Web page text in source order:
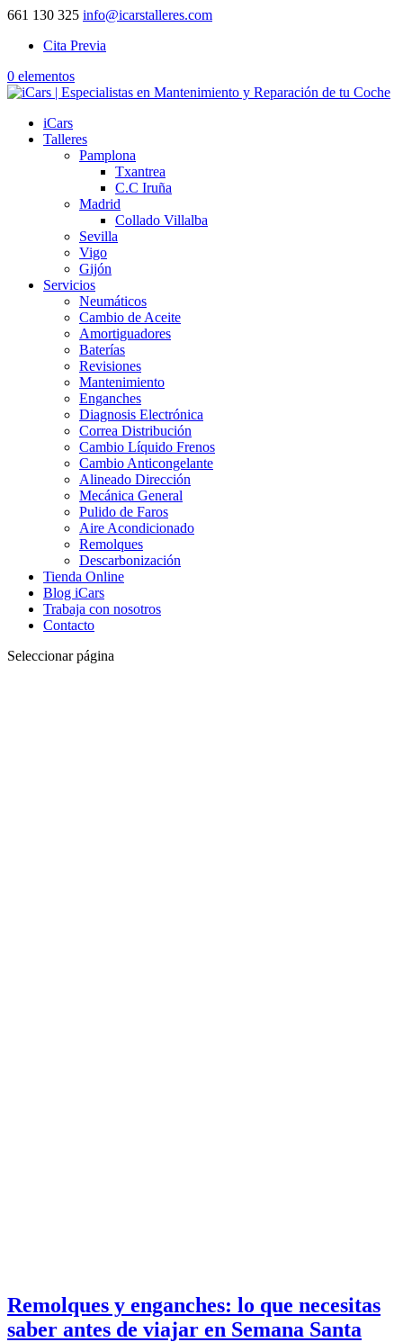
661 130 325 info@icarstalleres.com
Cita Previa
0 elementos
iCars
Talleres
Pamplona
Txantrea
C.C Iruña
Madrid
Collado Villalba
Sevilla
Vigo
Gijón
Servicios
Neumáticos
Cambio de Aceite
Amortiguadores
Baterías
Revisiones
Mantenimiento
Enganches
Diagnosis Electrónica
Correa Distribución
Cambio Líquido Frenos
Cambio Anticongelante
Alineado Dirección
Mecánica General
Pulido de Faros
Aire Acondicionado
Remolques
Descarbonización
Tienda Online
Blog iCars
Trabaja con nosotros
Contacto
Seleccionar página
Remolques y enganches: lo que necesitas
saber antes de viajar en Semana Santa